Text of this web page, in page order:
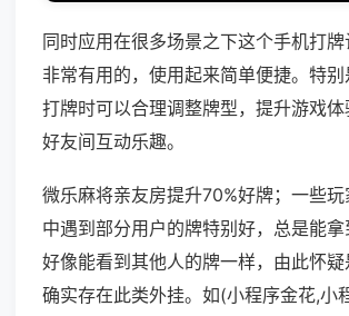
同时应用在很多场景之下这个手机打
非常有用的，使用起来简单便捷。特
打牌时可以合理调整牌型，提升游戏
好友间互动乐趣。
微乐麻将亲友房提升70%好牌；一些
中遇到部分用户的牌特别好，总是能
好像能看到其他人的牌一样，由此怀疑
确实存在此类外挂。如(小程序金花,小